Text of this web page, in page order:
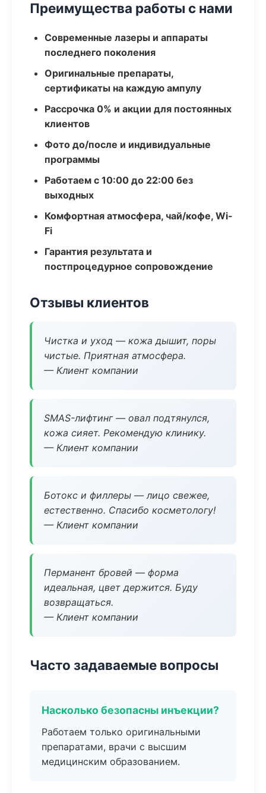
Преимущества работы с нами
Современные лазеры и аппараты
последнего поколения
Оригинальные препараты,
сертификаты на каждую ампулу
Рассрочка 0% и акции для постоянных
клиентов
Фото до/после и индивидуальные
программы
Работаем с 10:00 до 22:00 без
выходных
Комфортная атмосфера, чай/кофе, Wi-
Fi
Гарантия результата и
постпроцедурное сопровождение
Отзывы клиентов
Чистка и уход — кожа дышит, поры
чистые. Приятная атмосфера.
— Клиент компании
SMAS-лифтинг — овал подтянулся,
кожа сияет. Рекомендую клинику.
— Клиент компании
Ботокс и филлеры — лицо свежее,
естественно. Спасибо косметологу!
— Клиент компании
Перманент бровей — форма
идеальная, цвет держится. Буду
возвращаться.
— Клиент компании
Часто задаваемые вопросы
Насколько безопасны инъекции?
Работаем только оригинальными
препаратами, врачи с высшим
медицинским образованием.